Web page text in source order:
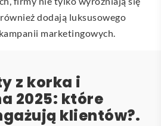
dodają luksusowego
marketingowych.
z korka i
2025: które
klientów?.